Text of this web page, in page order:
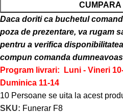
CUMPARA
Daca doriti ca buchetul
poza de prezentare, va rugam
pentru a verifica
compun comanda
Program livrari: Luni - Vineri
Duminica 11-14
10 Persoane se uita la acest
SKU: Funerar F8